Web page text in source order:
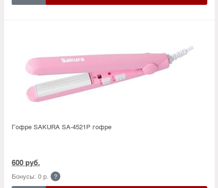
Гофре SAKURA SA-4521P гофре
600 руб.
Бонусы: 0 р. ?